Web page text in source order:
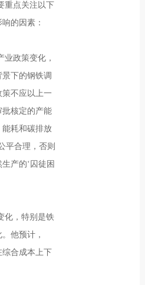
点关注以下
的因素：
政策变化，
下的钢铁调
策不应以上一
批核定的产能
能耗和碳排放
平合理，否则
产的‘囚徒困
，特别是铁
他预计，
综合成本上下